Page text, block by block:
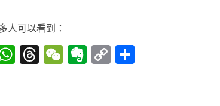
人可以看到：
WhatsApp
Threads
WeChat
Evernote
Copy